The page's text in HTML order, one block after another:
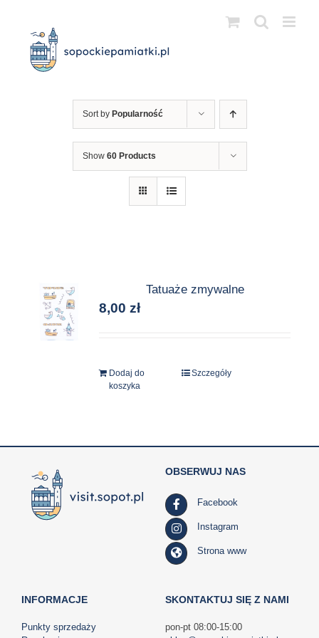
zawartości
Sort by Popularność
Show 60 Products
Tatuaże zmywalne
8,00zł
Dodaj do
koszyka
Szczegóły
INFORMACJE
Punkty sprzedaży
OBSERWUJ NAS
Facebook
Instagram
Strona www
SKONTAKTUJ SIĘ Z NAMI
pon-pt 08:00-15:00